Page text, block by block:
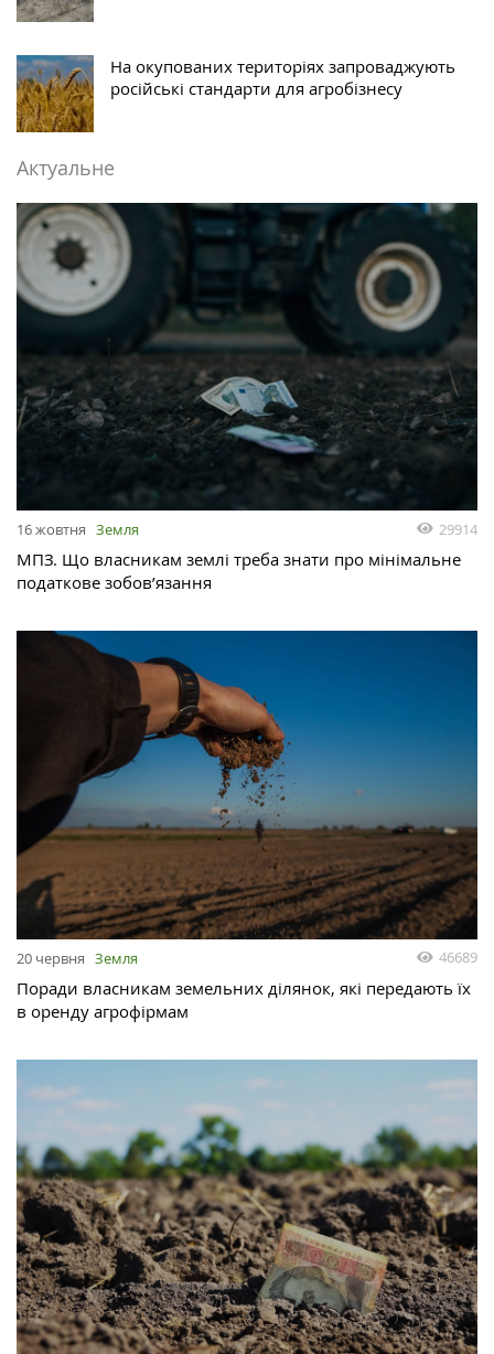
На окупованих територіях запроваджують
російські стандарти для агробізнесу
Актуальне
16 жовтня Земля 29914
МПЗ. Що власникам землі треба знати про мінімальне
податкове зобов’язання
20 червня Земля 46689
Поради власникам земельних ділянок, які передають їх
в оренду агрофірмам